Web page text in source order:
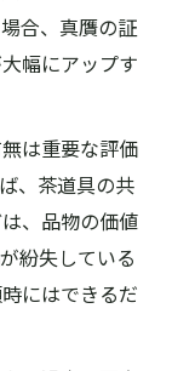
合、真贋の証
幅にアップす
は重要な評価
、茶道具の共
、品物の価値
紛失している
にはできるだ